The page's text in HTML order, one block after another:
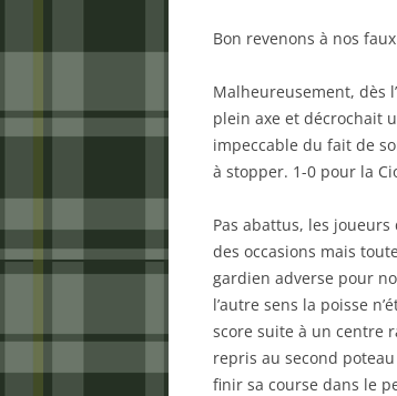
Bon revenons à nos
Malheureusement, dès
plein axe et décrochait
impeccable du fait de
à stopper. 1-0 pour la
Pas abattus, les
des occasions mais
gardien adverse pour
l’autre sens la poisse
score suite à un centre
repris au second
finir sa course dans le